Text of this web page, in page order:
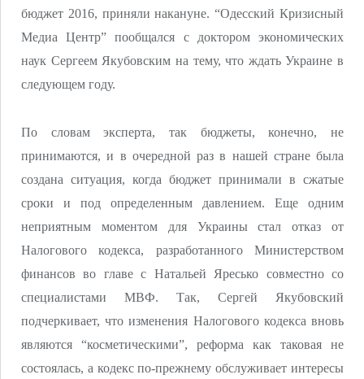
бюджет 2016, приняли накануне. “Одесский Кризисный
Медиа Центр” пообщался с доктором экономических
наук Сергеем Якубовским на тему, что ждать Украине в
следующем году.
По словам эксперта, так бюджеты, конечно, не
принимаются, и в очередной раз в нашей стране была
создана ситуация, когда бюджет принимали в сжатые
сроки и под определенным давлением. Еще одним
неприятным моментом для Украины стал отказ от
Налогового кодекса, разработанного Министерством
финансов во главе с Натальей Яресько совместно со
специалистами МВФ. Так, Сергей Якубовский
подчеркивает, что изменения Налогового кодекса вновь
являются “косметическими”, реформа как таковая не
состоялась, а кодекс по-прежнему обслуживает интересы